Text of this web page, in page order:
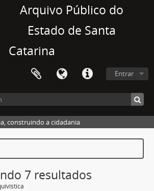
Arquivo Público do
Estado de Santa
Catarina
Entrar
construindo a cidadania
7 resultados